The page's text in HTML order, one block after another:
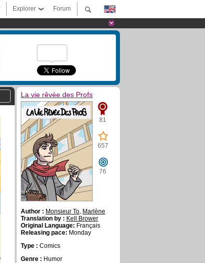
Forum
Explorer
La vie rêvée des Profs
81
657
76
Author : Monsieur To, Marlène
Translation by : Kell Brower
Original Language: Français
Releasing pace: Monday
Type : Comics
Genre : Humor